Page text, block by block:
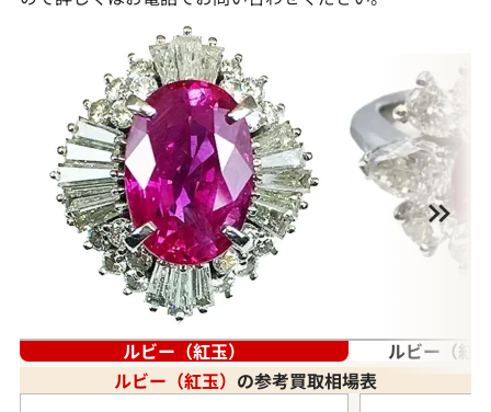
ルビー（紅玉）
ルビー（紅
ルビー（紅玉） の参考買取相場表